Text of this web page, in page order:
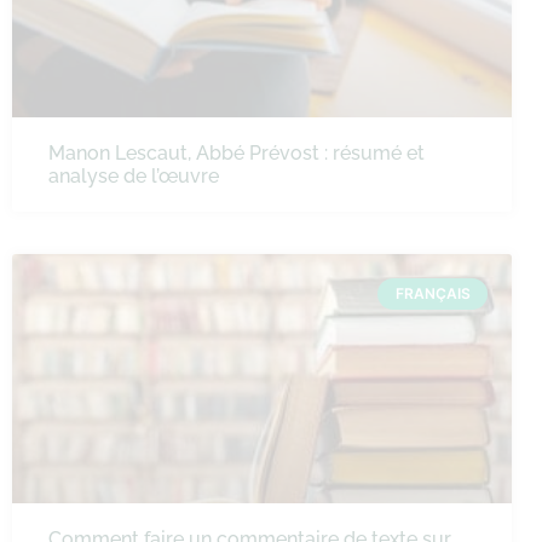
Manon Lescaut, Abbé Prévost : résumé et
analyse de l’œuvre
FRANÇAIS